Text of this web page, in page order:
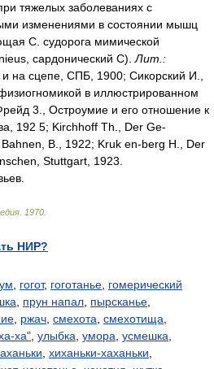
тяжелых заболеваниях с
изменениями в состоянии мышц
С. судорога мимической
сардонический С). Лит.:
на сцепе, СПБ, 1900; Сикорский И.,
в иллюстрированном
3., Остроумие и его отношение к
192 5; Kirchhoff Th., Der Ge-
В., 1922; Kruk en-berg H., Der
Stuttgart, 1923.
1970
НИР?
гогот, гоготанье гомерический
прун напал пырсканье
ржач смехота смехотища
ха" улыбка умора усмешка
хиханьки-хаханьки